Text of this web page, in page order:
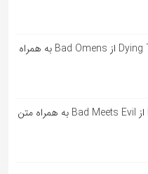
آهنگ انگلیسی Dying To Love از Bad Omens به همراه
آهنگ انگلیسی Lighters از Bad Meets Evil به همراه متن